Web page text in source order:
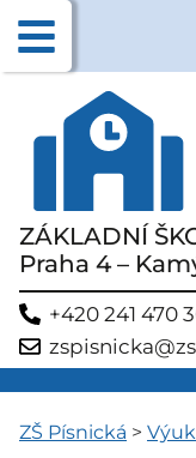
ZÁKLADNÍ
Praha 4 –
+420 241 470
ZŠ Písnická >